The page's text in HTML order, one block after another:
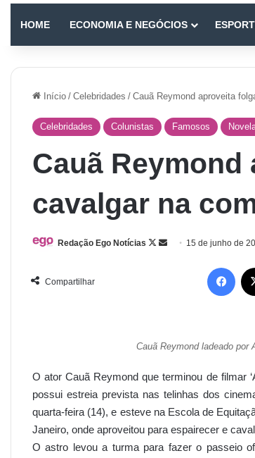
HOME ECONOMIA E NEGÓCIOS
Início / Celebridades / Cauã Reymond aproveita
Celebridades Colunistas Famosos
Cauã
cavalgar na
Redação Ego Notícias 15 de junho de
Compartilhar
Cauã Reymond ladeado por
O ator Cauã Reymond que terminou de filmar
possui estreia prevista nas telinhas dos
quarta-feira (14), e esteve na Escola de
Janeiro, onde aproveitou para espairecer e
O astro levou a turma para fazer o passeio